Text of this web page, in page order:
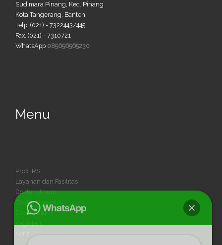
Sudimara Pinang, Kec. Pinang
Kota Tangerang, Banten
Telp. (021) - 7322443/445
Fax. (021) - 7310721
WhatsApp 085656565230
Menu
Profil RS
Layanan dan Fasilitas
Dokter Umum
Dokter Spesialis
Dokter Gigi